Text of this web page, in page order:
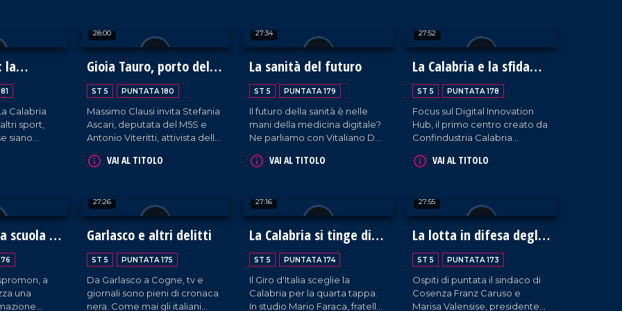
con
docente di
di
di
con Fausto Orsomarso,
senatore di Fratelli d'Italia, e
Flavio Stasi, sindaco di
Corigliano Rossano.
Governo.
per fare il punto su quanto
ancora sta succedendo a
Gaza.
la
degli
Calabria
sport,
siano
Ne
Cosenza,
Reggio
28:00
Gioia Tauro, porto delle
armi per Israele?
ST 5 PUNTATA 180
Massimo Clausi invita Stefania
Ascari, deputata del M5S e
Antonio Viteritti, attivista della
dialogo sull'arrivo a Gioia
produrre armi per Israele.
Quest'ultimo, nel frattempo,
ha intercettato la Flotilla e
fermato 29 italiani.
VAI AL TITOLO
27:34
La sanità del futuro
ST 5 PUNTATA 179
Il futuro della sanità è nelle
mani della medicina digitale?
Ne parliamo con Vitaliano De
dell'azienda ospedaliera e
Comunità competente.
VAI AL TITOLO
27:52
La Calabria e la sfida
dell'Innovazione
ST 5 PUNTATA 178
Focus sul Digital Innovation
Hub, il primo centro creato da
Confindustria Calabria
per contrastare la fuga di
Amarelli, presidente del DIH
regionale, e Francesco
Genovese, presidente del
Polo Italiano lavoro e
formazione di Confindustria.
VAI AL TITOLO
scuola di
politica
a
una
27:26
Garlasco e altri delitti
ST 5 PUNTATA 175
Da Garlasco a Cogne, tv e
giornali sono pieni di cronaca
nera. Come mai gli italiani
27:16
La Calabria si tinge di
rosa
ST 5 PUNTATA 174
Il Giro d'Italia sceglie la
Calabria per la quarta tappa.
In studio Mario Faraca, fratello
27:55
La lotta in difesa degli
ospedali calabresi
ST 5 PUNTATA 173
Ospiti di puntata il sindaco di
Cosenza Franz Caruso e
Marisa Valensise, presidente